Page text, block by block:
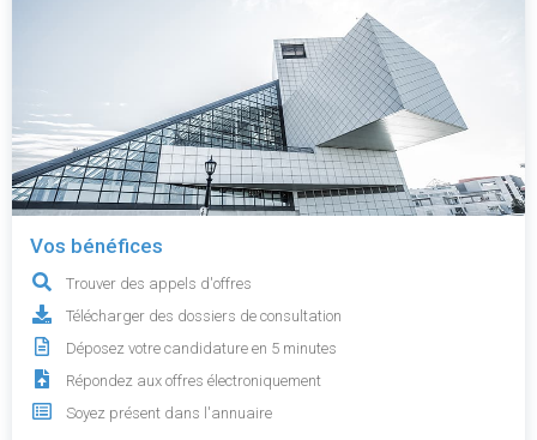
Vos bénéfices
Trouver des appels d'offres
Télécharger des dossiers de consultation
Déposez votre candidature en 5 minutes
Répondez aux offres électroniquement
Soyez présent dans l'annuaire